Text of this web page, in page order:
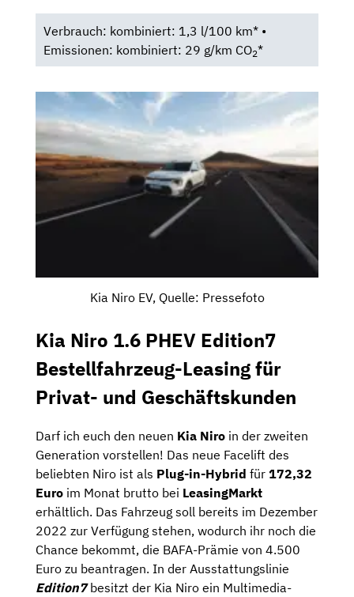
Verbrauch: kombiniert: 1,3 l/100 km* •
Emissionen: kombiniert: 29 g/km CO2*
Kia Niro EV, Quelle: Pressefoto
Kia Niro 1.6 PHEV Edition7
Bestellfahrzeug-Leasing für
Privat- und Geschäftskunden
Darf ich euch den neuen Kia Niro in der zweiten
Generation vorstellen! Das neue Facelift des
beliebten Niro ist als Plug-in-Hybrid für 172,32
Euro im Monat brutto bei LeasingMarkt
erhältlich. Das Fahrzeug soll bereits im Dezember
2022 zur Verfügung stehen, wodurch ihr noch die
Chance bekommt, die BAFA-Prämie von 4.500
Euro zu beantragen. In der Ausstattungslinie
Edition7besitzt der Kia Niro ein Multimedia-